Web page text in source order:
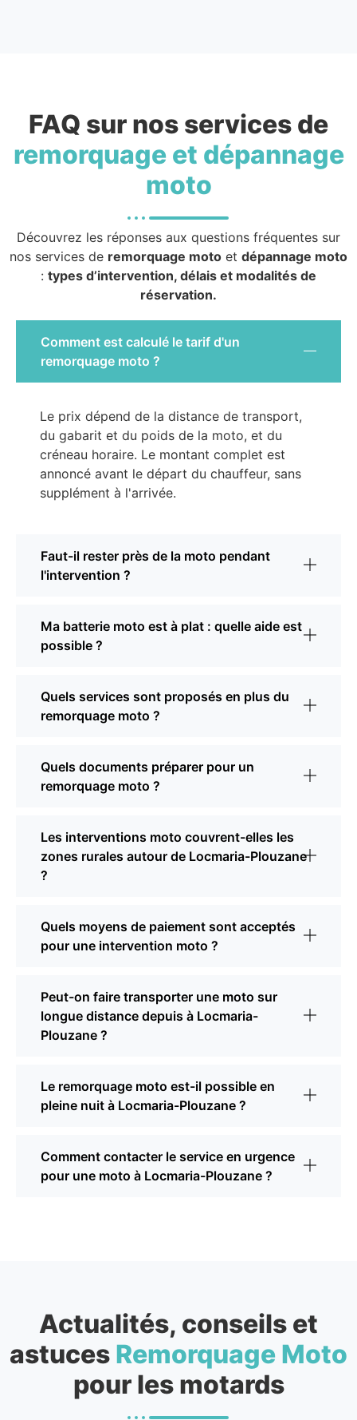
FAQ sur nos services de
remorquage et dépannage
moto
Découvrez les réponses aux questions fréquentes sur
nos services de remorquage moto et dépannage moto
: types d’intervention, délais et modalités de
réservation.
Comment est calculé le tarif d'un
remorquage moto ?
Le prix dépend de la distance de transport,
du gabarit et du poids de la moto, et du
créneau horaire. Le montant complet est
annoncé avant le départ du chauffeur, sans
supplément à l'arrivée.
Faut-il rester près de la moto pendant
l'intervention ?
Ma batterie moto est à plat : quelle aide est
possible ?
Quels services sont proposés en plus du
remorquage moto ?
Quels documents préparer pour un
remorquage moto ?
Les interventions moto couvrent-elles les
zones rurales autour de Locmaria-Plouzane
?
Quels moyens de paiement sont acceptés
pour une intervention moto ?
Peut-on faire transporter une moto sur
longue distance depuis à Locmaria-
Plouzane ?
Le remorquage moto est-il possible en
pleine nuit à Locmaria-Plouzane ?
Comment contacter le service en urgence
pour une moto à Locmaria-Plouzane ?
Actualités, conseils et
astuces Remorquage Moto
pour les motards